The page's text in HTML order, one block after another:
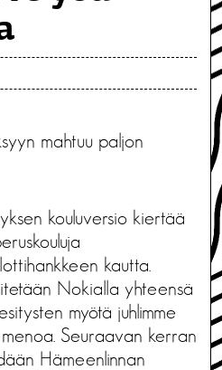
mahtuu paljon
kouluversio kiertää
kautta.
Nokialla yhteensä
myötä juhlimme
Seuraavan kerran
Hämeenlinnan